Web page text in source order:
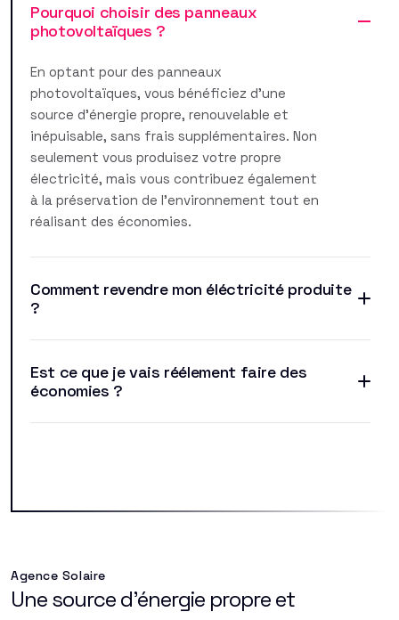
Pourquoi choisir des panneaux
photovoltaïques ?
En optant pour des panneaux
photovoltaïques, vous bénéficiez d'une
source d'énergie propre, renouvelable et
inépuisable, sans frais supplémentaires. Non
seulement vous produisez votre propre
électricité, mais vous contribuez également
à la préservation de l'environnement tout en
réalisant des économies.
Comment revendre mon éléctricité produite
?
Est ce que je vais réélement faire des
économies ?
Agence Solaire
Une source d'énergie propre et